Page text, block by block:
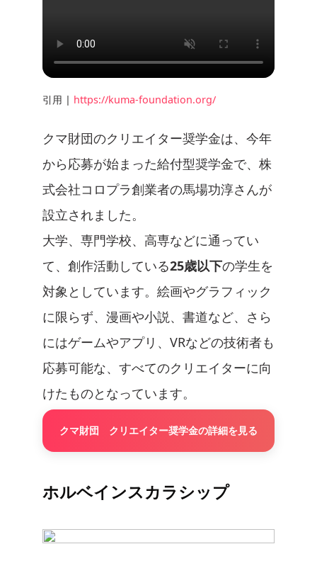
引用 | https://kuma-foundation.org/
クマ財団のクリエイター奨学金は、今年
から応募が始まった給付型奨学金で、株
式会社コロプラ創業者の馬場功淳さんが
設立されました。
大学、専門学校、高専などに通ってい
て、創作活動している25歳以下の学生を
対象としています。絵画やグラフィック
に限らず、漫画や小説、書道など、さら
にはゲームやアプリ、VRなどの技術者も
応募可能な、すべてのクリエイターに向
けたものとなっています。
クマ財団 クリエイター奨学金の詳細を見る
ホルベインスカラシップ